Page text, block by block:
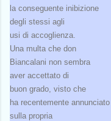
la conseguente inibizione
degli stessi agli
usi di accoglienza.
Una multa che don
Biancalani non sembra
aver accettato di
buon grado, visto che
ha recentemente annunciato
sulla propria